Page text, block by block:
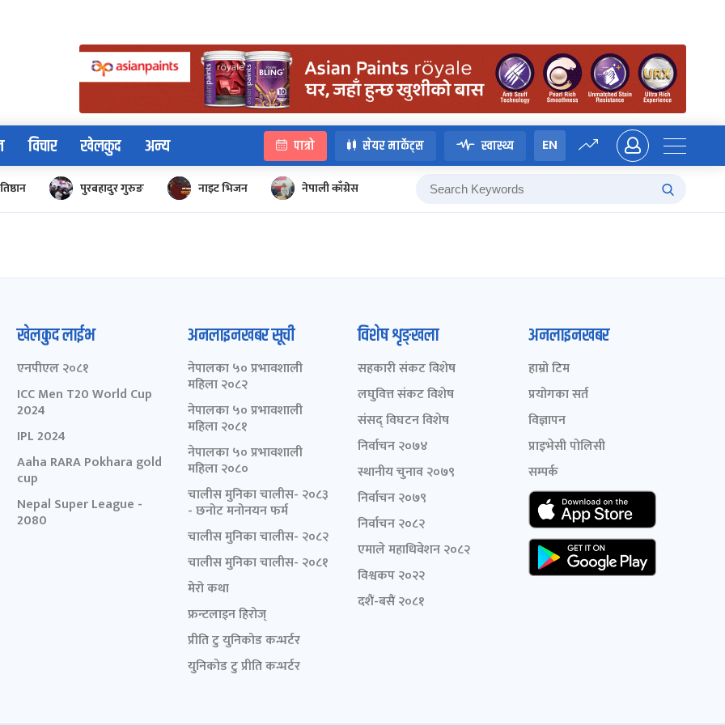
विचार खेलकुद अन्य पात्रो सेयर मार्केट्स स्वास्थ्य EN
पुरबहादुर गुरुङ नाइट भिजन नेपाली काँग्रेस
खेलकुद लाईभ
एनपीएल २०८१
ICC Men T20 World Cup
2024
IPL 2024
Aaha RARA Pokhara gold
cup
Nepal Super League -
2080
अनलाइनखबर सूची
नेपालका ५० प्रभावशाली
महिला २०८२
नेपालका ५० प्रभावशाली
महिला २०८१
नेपालका ५० प्रभावशाली
महिला २०८०
चालीस मुनिका चालीस- २०८३
- छनोट मनोनयन फर्म
चालीस मुनिका चालीस- २०८२
चालीस मुनिका चालीस- २०८१
मेरो कथा
फ्रन्टलाइन हिरोज्
प्रीति टु युनिकोड कन्भर्टर
युनिकोड टु प्रीति कन्भर्टर
विशेष शृङ्खला
सहकारी संकट विशेष
लघुवित्त संकट विशेष
संसद् विघटन विशेष
निर्वाचन २०७४
स्थानीय चुनाव २०७९
निर्वाचन २०७९
निर्वाचन २०८२
एमाले महाधिवेशन २०८२
विश्वकप २०२२
दशैं-बसैं २०८१
अनलाइनखबर
हाम्रो टिम
प्रयोगका सर्त
विज्ञापन
प्राइभेसी पोलिसी
सम्पर्क